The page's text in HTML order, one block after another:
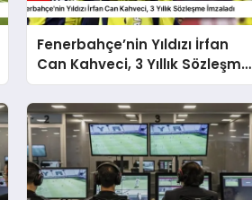
Fenerbahçe’nin Yıldızı İrfan
Can Kahveci, 3 Yıllık Sözleşme
İmzaladı